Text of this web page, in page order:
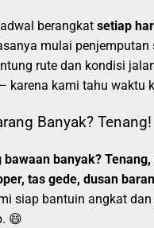
berangkat setiap
mulai penjemputan
rute dan kondisi
karena kami tahu waktu
Banyak? Tenang!
bawaan banyak?
tas gede, dusan
siap bantuin angkat
😄